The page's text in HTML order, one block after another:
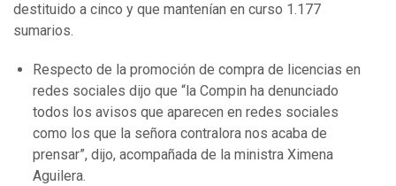
destituido a cinco y que mantenían en curso 1.177
sumarios.
Respecto de la promoción de compra de licencias en
redes sociales dijo que “la Compin ha denunciado
todos los avisos que aparecen en redes sociales
como los que la señora contralora nos acaba de
prensar”, dijo, acompañada de la ministra Ximena
Aguilera.